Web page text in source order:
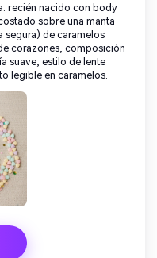
recién nacido con body
sobre una manta
segura) de caramelos
corazones, composición
suave, estilo de lente
legible en caramelos.